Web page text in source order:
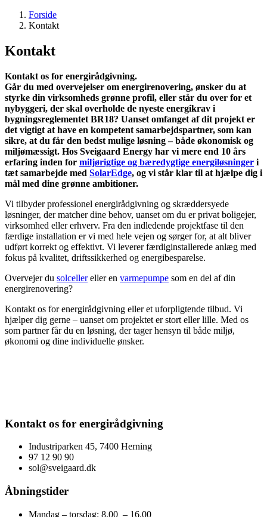
Forside
Kontakt
Kontakt
Kontakt os for energirådgivning.
Går du med overvejelser om energirenovering, ønsker du at
styrke din virksomheds grønne profil, eller står du over for et
nybyggeri, der skal overholde de nyeste energikrav i
bygningsreglementet BR18? Uanset omfanget af dit projekt er
det vigtigt at have en kompetent samarbejdspartner, som kan
sikre, at du får den bedst mulige løsning – både økonomisk og
miljømæssigt. Hos Sveigaard Energy har vi mere end 10 års
erfaring inden for miljørigtige og bæredygtige energiløsninger i
tæt samarbejde med SolarEdge, og vi står klar til at hjælpe dig i
mål med dine grønne ambitioner.
Vi tilbyder professionel energirådgivning og skræddersyede
løsninger, der matcher dine behov, uanset om du er privat boligejer,
virksomhed eller erhverv. Fra den indledende projektfase til den
færdige installation er vi med hele vejen og sørger for, at alt bliver
udført korrekt og effektivt. Vi leverer færdiginstallerede anlæg med
fokus på kvalitet, driftssikkerhed og energibesparelse.
Overvejer du solcellereller en varmepumpe som en del af din
energirenovering?
Kontakt os for energirådgivning eller et uforpligtende tilbud. Vi
hjælper dig gerne – uanset om projektet er stort eller lille. Med os
som partner får du en løsning, der tager hensyn til både miljø,
økonomi og dine individuelle ønsker.
Kontakt os for energirådgivning
Industriparken 45, 7400 Herning
97 12 90 90
sol@sveigaard.dk
Åbningstider
Mandag – torsdag: 8.00 – 16.00